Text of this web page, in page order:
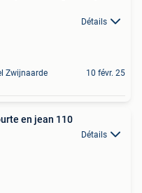
Détails
Zwijnaarde 10 févr. 25
en jean 110
Détails